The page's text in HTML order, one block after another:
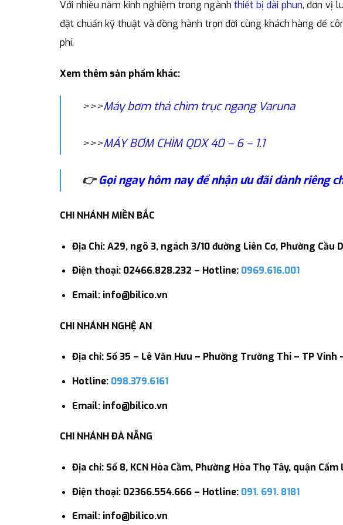
Với nhiều năm kinh nghiệm trong ngànhthiết bị đài phun, đơn vị
đặt chuẩn kỹ thuật và đồng hành trọn đời cùng khách hàng để
phí.
Xem thêm sản phẩm khác:
>>>Máy bơm thả chìm trục ngang Varuna
>>>MÁY BƠM CHÌM QDX 40 – 6 – 1.1
👉Gọi ngay hôm nay để nhận ưu đãi dành riêng
CHI NHÁNH MIỀN BẮC
Địa Chỉ: A29, ngõ 3, ngách 3/10 đường Liên Cơ, Phường Cầu
Điện thoại: 02466.828.232 – Hotline: 0969.616.001
Email: info@bilico.vn
CHI NHÁNH NGHỆ AN
Địa chỉ: Số 35 – Lê Văn Hưu – Phường Trường Thi – TP Vinh
Hotline: 098.379.6161
Email: info@bilico.vn
CHI NHÁNH ĐÀ NẴNG
Địa chỉ: Số 8, KCN Hòa Cầm, Phường Hòa Thọ Tây, quận Cẩm
Điện thoại: 02366.554.666 – Hotline: 091. 691. 8181
Email: info@bilico.vn